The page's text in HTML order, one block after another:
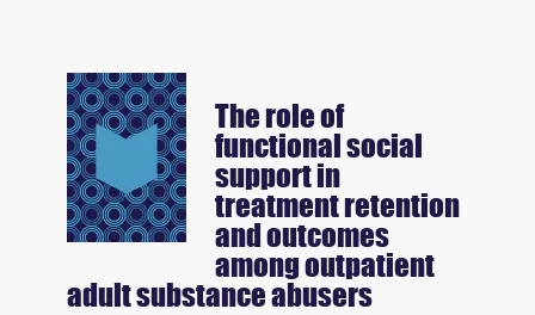
The role of
functional social
support in
treatment retention
and outcomes
among outpatient
adult substance abusers